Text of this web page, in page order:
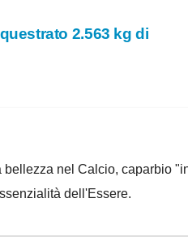
2.563 kg di
nel Calcio, caparbio
dell'Essere.